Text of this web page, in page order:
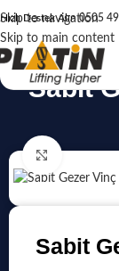
Skip to navigation
Skip to main content
Hızlı Destek Alın0505
Sabit
Sabit